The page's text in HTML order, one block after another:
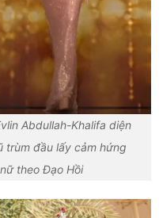
Abdullah-Khalifa diện
trùm đầu lấy cảm hứng
theo Đạo Hồi